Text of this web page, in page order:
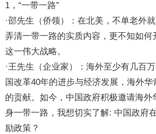
1，“一带一路”
·邵先生（侨领）：在北美，不单老外
弄清一带一路的实质内容，更不知如何
这一伟大战略。
·王先生（企业家）：海外至少有几百
国改革40年的进步与经济发展，海外
的贡献。如今，中国政府积极邀请海外
身一带一路，我想切实了解: 中国政府
励政策？